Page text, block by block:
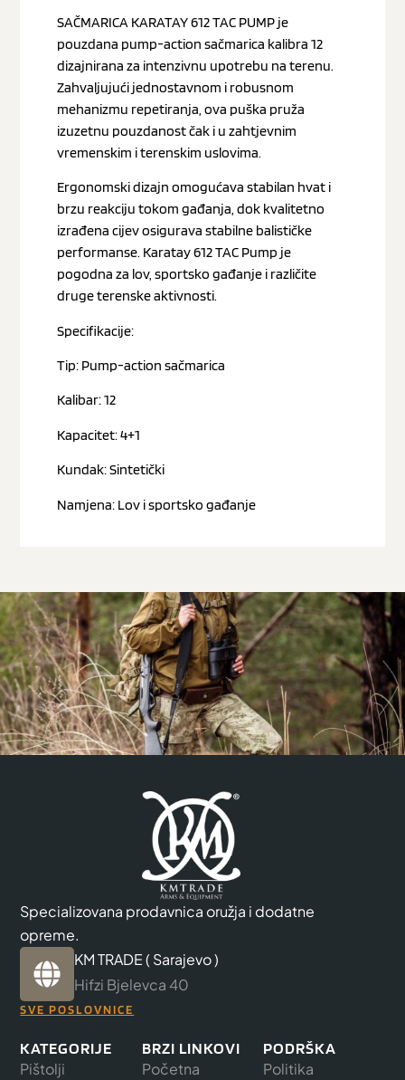
SAČMARICA KARATAY 612 TAC PUMP je
pouzdana pump-action sačmarica kalibra 12
dizajnirana za intenzivnu upotrebu na terenu.
Zahvaljujući jednostavnom i robusnom
mehanizmu repetiranja, ova puška pruža
izuzetnu pouzdanost čak i u zahtjevnim
vremenskim i terenskim uslovima.
Ergonomski dizajn omogućava stabilan hvat i
brzu reakciju tokom gađanja, dok kvalitetno
izrađena cijev osigurava stabilne balističke
performanse. Karatay 612 TAC Pump je
pogodna za lov, sportsko gađanje i različite
druge terenske aktivnosti.
Specifikacije:
Tip: Pump-action sačmarica
Kalibar: 12
Kapacitet: 4+1
Kundak: Sintetički
Namjena: Lov i sportsko gađanje
Specializovana prodavnica oružja i dodatne
opreme.
KM TRADE ( Sarajevo )
Hifzi Bjelevca 40
SVE POSLOVNICE
KATEGORIJE
Pištolji
BRZI LINKOVI
Početna
PODRŠKA
Politika